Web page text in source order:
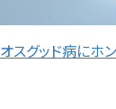
オスグッド病にホ